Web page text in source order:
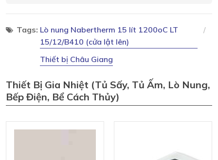
Tags: Lò nung Nabertherm 15 lít 1200oC LT
15/12/B410 (cửa lật lên)
Thiết bị Châu Giang
Thiết Bị Gia Nhiệt (tủ Sấy, Tủ Ấm, Lò Nung,
Bếp Điện, Bể Cách Thủy)